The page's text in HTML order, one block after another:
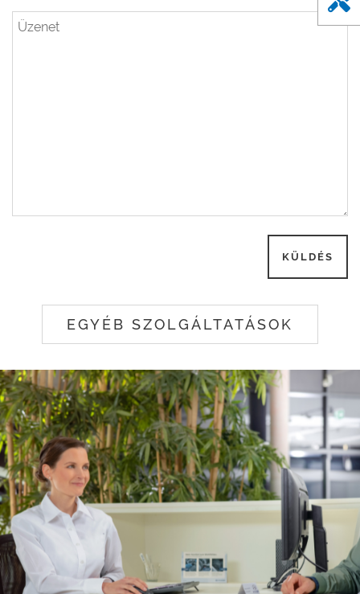
EGYÉB SZOLGÁLTATÁSOK